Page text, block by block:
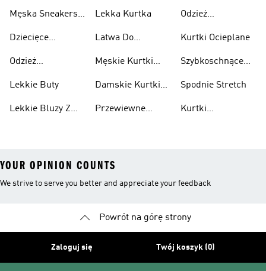
Przewiewne
Męska Sneakersy
Dziecięce
Przewiewne
Odzież
Lekkie Buty
Lekkie Bluzy Z
Lekka Kurtka
Latwa Do
Kurtki
Męskie Kurtki
Damskie Kurtki
Przewiewne
Odzież
Kurtki Ocieplane
Szybkoschnące
Spodnie Stretch
Kurtki
YOUR OPINION COUNTS
We strive to serve you better and appreciate your feedback
Powrót na górę strony
Zaloguj się Twój koszyk (0)